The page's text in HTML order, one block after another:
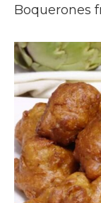
Boquerones